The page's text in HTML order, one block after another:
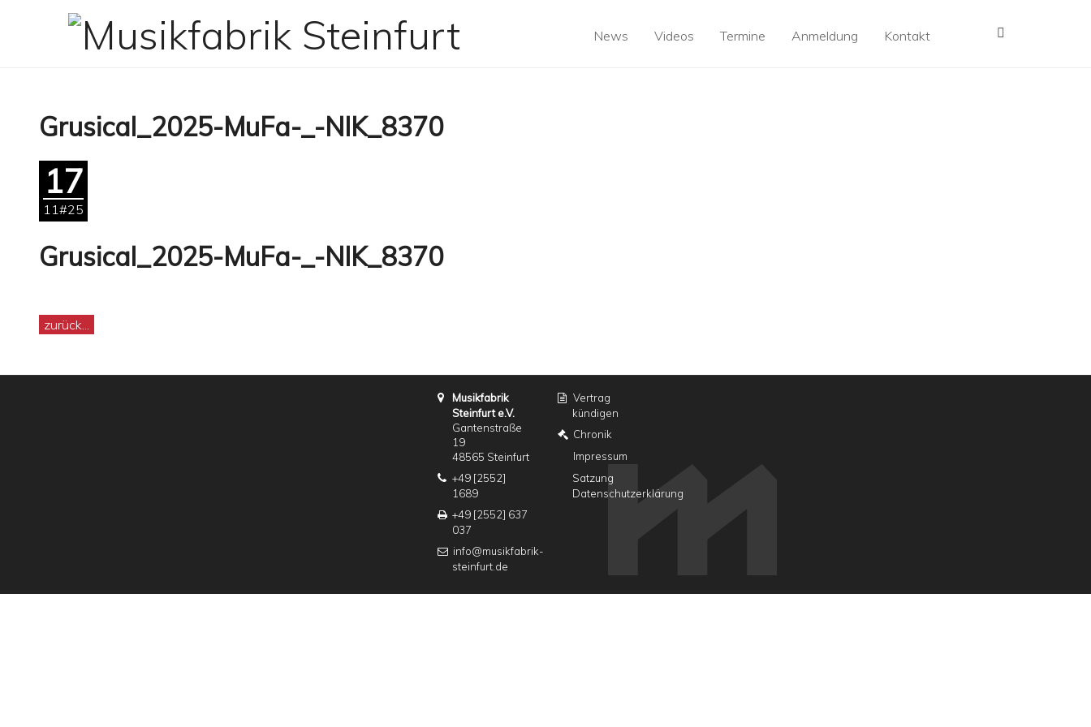
News Videos Termine Anmeldung Kontakt
Grusical_2025-MuFa-_-NIK_8370
17
11#25
Grusical_2025-MuFa-_-NIK_8370
zurück...
Musikfabrik
Steinfurt e.V.
Gantenstraße
19
48565 Steinfurt
+49 [2552]
1689
+49 [2552] 637
037
info@musikfabrik-
steinfurt.de
Vertrag
kündigen
Chronik
Impressum
Satzung
Datenschutzerklärung